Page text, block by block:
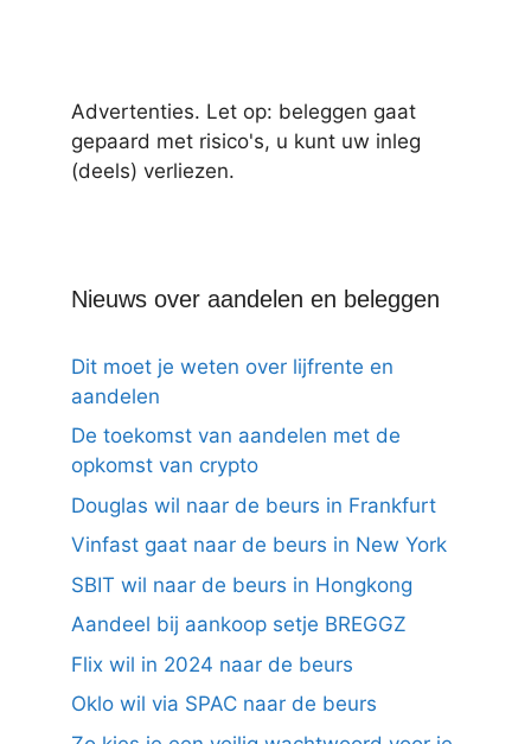
Advertenties. Let op: beleggen gaat
gepaard met risico's, u kunt uw inleg
(deels) verliezen.
Nieuws over aandelen en beleggen
Dit moet je weten over lijfrente en
aandelen
De toekomst van aandelen met de
opkomst van crypto
Douglas wil naar de beurs in Frankfurt
Vinfast gaat naar de beurs in New York
SBIT wil naar de beurs in Hongkong
Aandeel bij aankoop setje BREGGZ
Flix wil in 2024 naar de beurs
Oklo wil via SPAC naar de beurs